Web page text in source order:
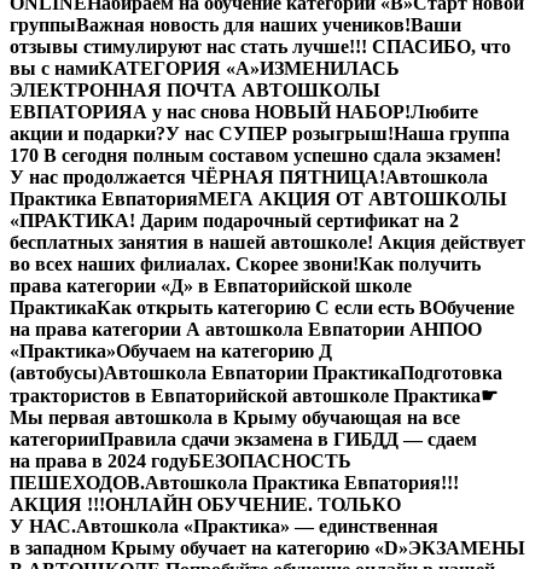
группыВажная новость для наших учеников!Ваши
отзывы стимулируют нас стать лучше!!! СПАСИБО, что
вы с намиКАТЕГОРИЯ «А»ИЗМЕНИЛАСЬ
ЭЛЕКТРОННАЯ ПОЧТА АВТОШКОЛЫ
ЕВПАТОРИЯА у нас снова НОВЫЙ НАБОР!Любите
акции и подарки?У нас СУПЕР розыгрыш!Наша группа
170 В сегодня полным составом успешно сдала экзамен!
У нас продолжается ЧЁРНАЯ ПЯТНИЦА!Автошкола
Практика ЕвпаторияМЕГА АКЦИЯ ОТ АВТОШКОЛЫ
«ПРАКТИКА! Дарим подарочный сертификат на 2
бесплатных занятия в нашей автошколе! Акция действует
во всех наших филиалах. Скорее звони!Как получить
права категории «Д» в Евпаторийской школе
ПрактикаКак открыть категорию C если есть BОбучение
на права категории A автошкола Евпатории АНПОО
«Практика»Обучаем на категорию Д
(автобусы)Автошкола Евпатории ПрактикаПодготовка
трактористов в Евпаторийской автошколе Практика☛
Мы первая автошкола в Крыму обучающая на все
категорииПравила сдачи экзамена в ГИБДД — сдаем
на права в 2024 годуБЕЗОПАСНОСТЬ
ПЕШЕХОДОВ.Автошкола Практика Евпатория!!!
АКЦИЯ !!!ОНЛАЙН ОБУЧЕНИЕ. ТОЛЬКО
У НАС.Автошкола «Практика» — единственная
в западном Крыму обучает на категорию «D»ЭКЗАМЕНЫ